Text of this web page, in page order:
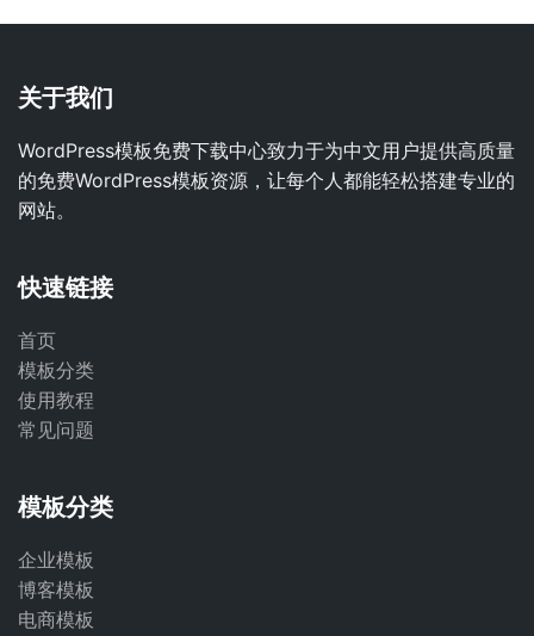
关于我们
WordPress模板免费下载中心致力于为中文用户提供高质量
的免费WordPress模板资源，让每个人都能轻松搭建专业的
网站。
快速链接
首页
模板分类
使用教程
常见问题
模板分类
企业模板
博客模板
电商模板